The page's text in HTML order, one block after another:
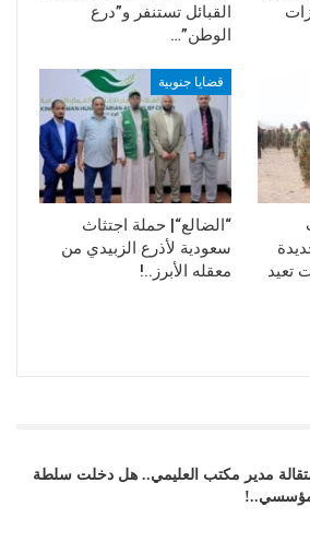
القبائل تستنفر و”درع
الوطن”…
تعيد
قضايا جنوبية
“الضالع“| حملة اجتثاث
سعودية لأذرع الزبيدي من
معقله الأبرز..!
مدير مكتب العليمي.. هل دخلت سلطة